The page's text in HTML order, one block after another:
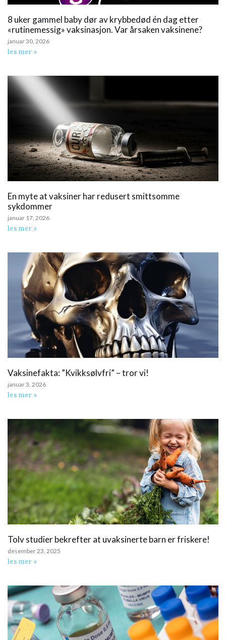
8 uker gammel baby dør av krybbedød én dag etter
«rutinemessig» vaksinasjon. Var årsaken vaksinene?
januar 30, 2026
les mer »
En myte at vaksiner har redusert smittsomme
sykdommer
januar 17, 2026
les mer »
Vaksinefakta: ”Kvikksølvfri” – tror vi!
januar 3, 2026
les mer »
Tolv studier bekrefter at uvaksinerte barn er friskere!
desember 23, 2025
les mer »